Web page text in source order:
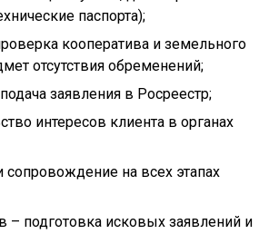
паспорта);
кооператива и земельного
отсутствия обременений;
заявления в Росреестр;
интересов клиента в органах
сопровождение на всех этапах
– подготовка исковых заявлений и